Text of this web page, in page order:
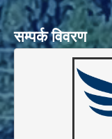
सम्पर्क विवरण